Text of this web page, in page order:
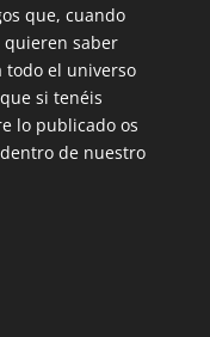
que, cuando
quieren saber
todo el universo
si tenéis
lo publicado os
de nuestro